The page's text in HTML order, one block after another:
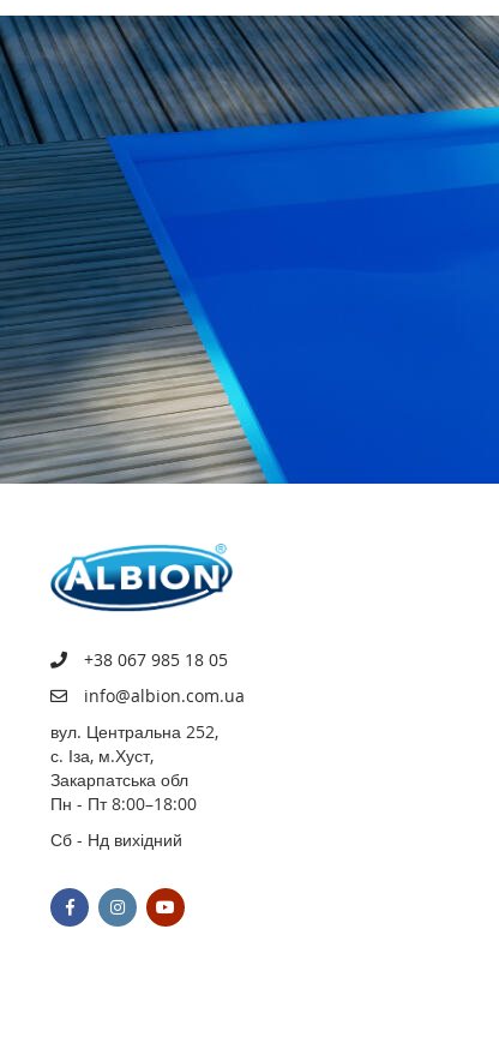
+38 067 985 18 05
info@albion.com.ua
вул. Центральна 252,
с. Іза, м.Хуст,
Закарпатська обл
Пн - Пт 8:00–18:00
Сб - Нд вихідний